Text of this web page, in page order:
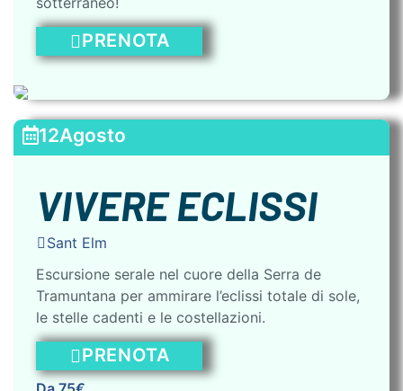
PRENOTA
12Agosto
VIVERE ECLISSI
Sant Elm
Escursione serale nel cuore della Serra de
Tramuntana per ammirare l’eclissi totale di sole,
le stelle cadenti e le costellazioni.
PRENOTA